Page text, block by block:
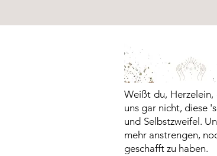
Weißt du,
uns gar nicht, diese
und Selbstzweifel.
mehr anstrengen,
geschafft zu haben.